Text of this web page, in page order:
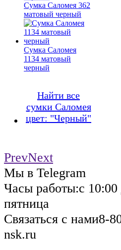
Сумка Саломея 362
матовый черный
Сумка Саломея
1134 матовый
черный
Найти все
сумки Саломея
цвет: "Черный"
PrevNext
Мы в Telegram
Часы работы:с
пятница
Связаться с нами8-
nsk.ru